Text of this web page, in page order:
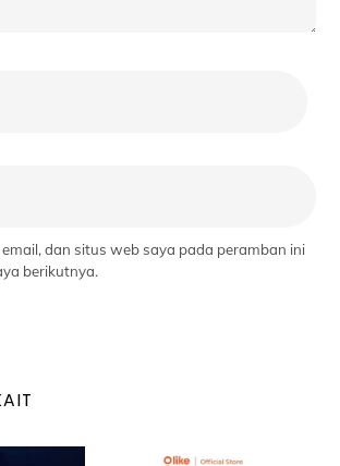
dan situs web saya pada peramban ini
berikutnya.